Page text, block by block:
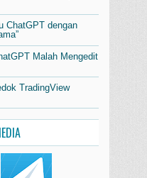
ChatGPT dengan
Malah Mengedit
TradingView